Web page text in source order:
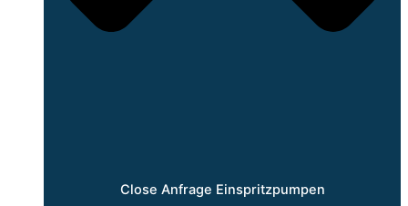
Close Anfrage Einspritzpumpen